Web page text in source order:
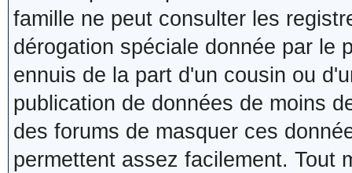
famille ne peut consulter les
dérogation spéciale donnée par le
ennuis de la part d'un cousin ou
publication de données de moins
des forums de masquer ces
permettent assez facilement. Tout